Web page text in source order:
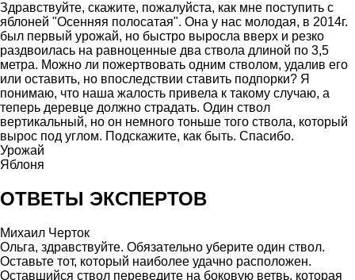
Здравствуйте, скажите, пожалуйста, как мне поступить с
яблоней "Осенняя полосатая". Она у нас молодая, в 2014г.
был первый урожай, но быстро выросла вверх и резко
раздвоилась на равноценные два ствола длиной по 3,5
метра. Можно ли пожертвовать одним стволом, удалив его
или оставить, но впоследствии ставить подпорки? Я
понимаю, что наша жалость привела к такому случаю, а
теперь деревце должно страдать. Один ствол
вертикальный, но он немного тоньше того ствола, который
вырос под углом. Подскажите, как быть. Спасибо.
Урожай
Яблоня
ОТВЕТЫ ЭКСПЕРТОВ
Михаил Черток
Ольга, здравствуйте. Обязательно уберите один ствол.
Оставьте тот, который наиболее удачно расположен.
Оставшийся ствол переведите на боковую ветвь, которая